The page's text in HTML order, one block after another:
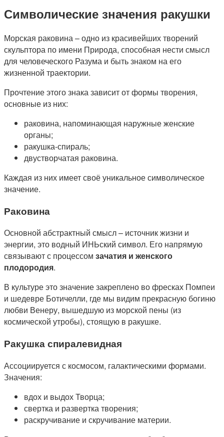
Символические значения ракушки
Морская раковина – одно из красивейших творений
скульптора по имени Природа, способная нести смысл
для человеческого Разума и быть знаком на его
жизненной траектории.
Прочтение этого знака зависит от формы творения,
основные из них:
раковина, напоминающая наружные женские
органы;
ракушка-спираль;
двустворчатая раковина.
Каждая из них имеет своё уникальное символическое
значение.
Раковина
Основной абстрактный смысл – источник жизни и
энергии, это водный ИНЬский символ. Его напрямую
связывают с процессом зачатия и женского
плодородия.
В культуре это значение закреплено во фресках Помпеи
и шедевре Ботичелли, где мы видим прекрасную богиню
любви Венеру, вышедшую из морской пены (из
космической утробы), стоящую в ракушке.
Ракушка спиралевидная
Ассоциируется с космосом, галактическими формами.
Значения:
вдох и выдох Творца;
свертка и развертка творения;
раскручивание и скручивание материи.